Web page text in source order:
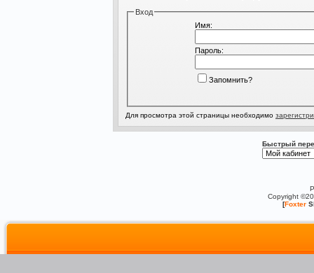
Вход
Имя:
Пароль:
Запомнить?
Для просмотра этой страницы необходимо
Быстрый
Copyright
[Foxter